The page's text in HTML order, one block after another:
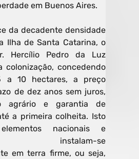
em Buenos Aires.
da decadente densidade
Ilha de Santa Catarina, o
Hercílio Pedro da Luz
colonização, concedendo
10 hectares, a preço
de dez anos sem juros,
agrário e garantia de
a primeira colheita. Isto
nacionais e
instalam-se
em terra firme, ou seja,